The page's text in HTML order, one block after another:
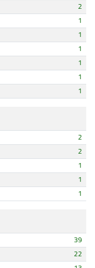
2
1
1
1
1
1
1
2
2
1
1
1
39
22